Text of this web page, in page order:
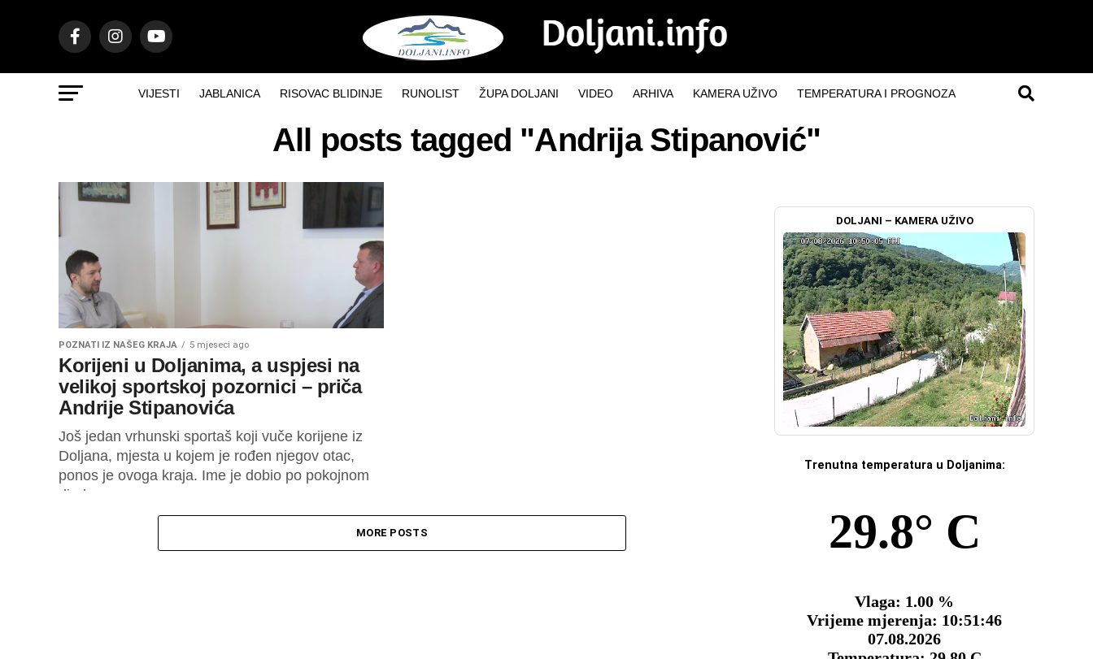
VIJESTI JABLANICA RISOVAC BLIDINJE RUNOLIST ŽUPA DOLJANI VIDEO ARHIVA KAMERA UŽIVO TEMPERATURA I PROGNOZA
All posts tagged "Andrija Stipanović"
POZNATI IZ NAŠEG KRAJA 5 mjeseci ago
Korijeni u Doljanima, a uspjesi na
velikoj sportskoj pozornici – priča
Andrije Stipanovića
Još jedan vrhunski sportaš koji vuče korijene iz
Doljana, mjesta u kojem je rođen njegov otac,
ponos je ovoga kraja. Ime je dobio po pokojnom
djedu...
MORE POSTS
DOLJANI – KAMERA UŽIVO
Trenutna temperatura u Doljanima: